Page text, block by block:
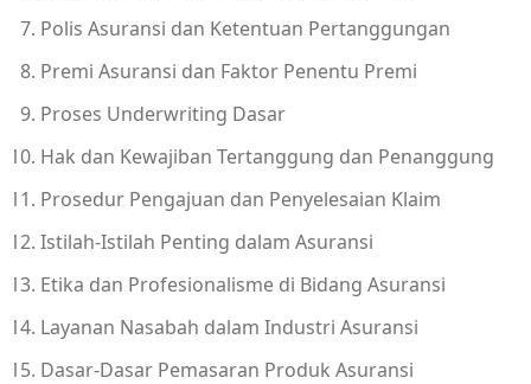
Polis Asuransi dan Ketentuan Pertanggungan
Premi Asuransi dan Faktor Penentu Premi
Proses Underwriting Dasar
Hak dan Kewajiban Tertanggung dan Penanggung
Prosedur Pengajuan dan Penyelesaian Klaim
Istilah-Istilah Penting dalam Asuransi
Etika dan Profesionalisme di Bidang Asuransi
Layanan Nasabah dalam Industri Asuransi
Dasar-Dasar Pemasaran Produk Asuransi